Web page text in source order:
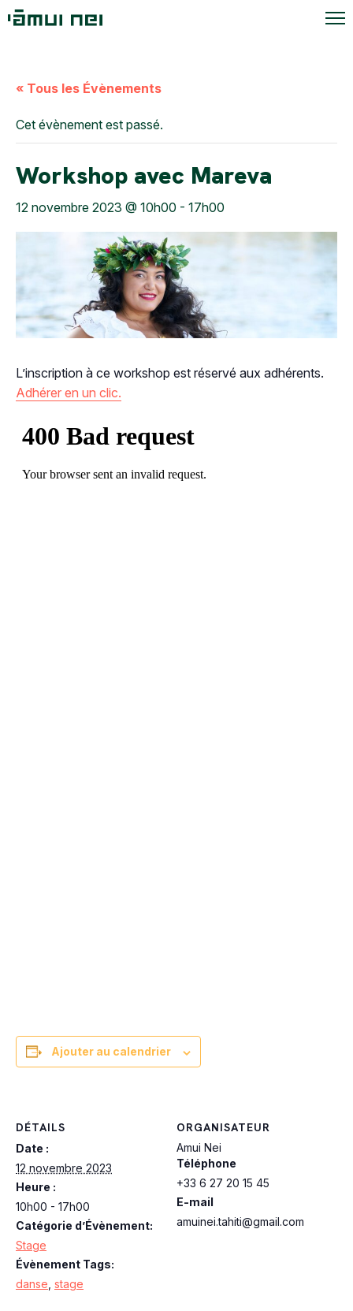
« Tous les Évènements
Cet évènement est passé.
Workshop avec Mareva
12 novembre 2023 @ 10h00 - 17h00
L’inscription à ce workshop est réservé aux adhérents.
Adhérer en un clic.
Ajouter au calendrier
DÉTAILS
Date :
12 novembre 2023
Heure :
10h00 - 17h00
Catégorie d’Évènement:
Stage
Évènement Tags:
danse stage
ORGANISATEUR
Amui Nei
Téléphone
+33 6 27 20 15 45
E-mail
amuinei.tahiti@gmail.com